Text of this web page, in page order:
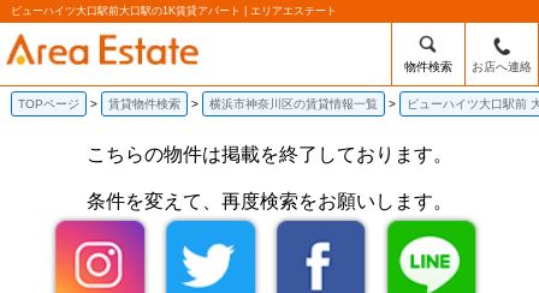
ビューハイツ大口駅前大口駅の1K賃貸アパート | エリアエステート
物件検索 お店へ連絡
TOPページ 賃貸物件検索 横浜市神奈川区の賃貸情報一覧 ビューハイツ大口駅前
こちらの物件は掲載を終了しております。
条件を変えて、再度検索をお願いします。